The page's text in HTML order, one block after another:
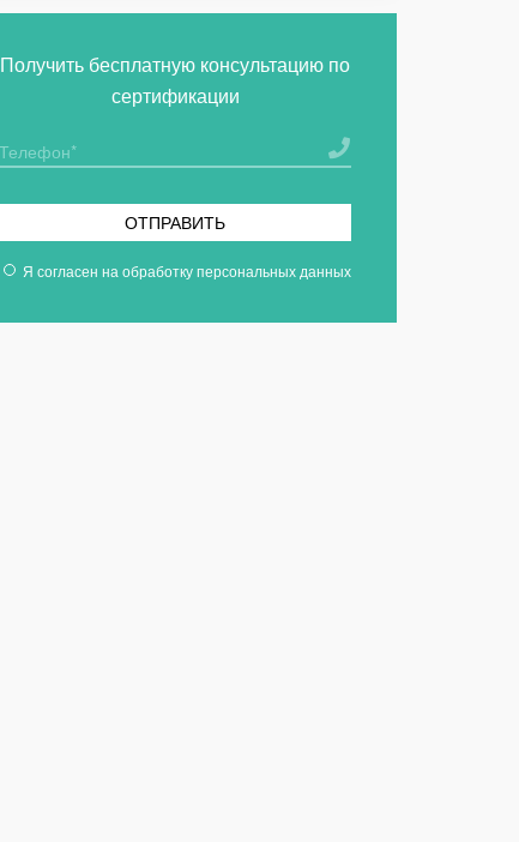
Получить бесплатную консультацию по
сертификации
ОТПРАВИТЬ
Я согласен на обработку персональных данных